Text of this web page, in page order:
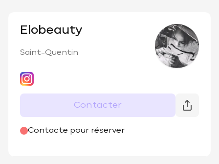
Elobeauty
Saint-Quentin
Contacter
Contacte pour réserver
@elo_beauty11